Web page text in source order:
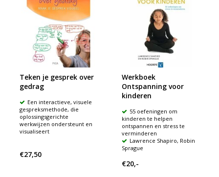
Teken je gesprek over
gedrag
Een interactieve, visuele
gespreksmethode, die
oplossingsgerichte
werkwijzen ondersteunt en
visualiseert
€27,50
Werkboek
Ontspanning voor
kinderen
55 oefeningen om
kinderen te helpen
ontspannen en stress te
verminderen
Lawrence Shapiro, Robin
Sprague
€20,-